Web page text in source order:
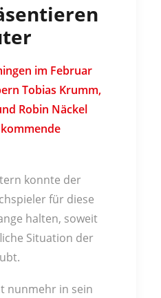
im Februar
Tobias Krumm,
Robin Näckel
konnte der
für diese
halten, soweit
Situation der
nunmehr in sein